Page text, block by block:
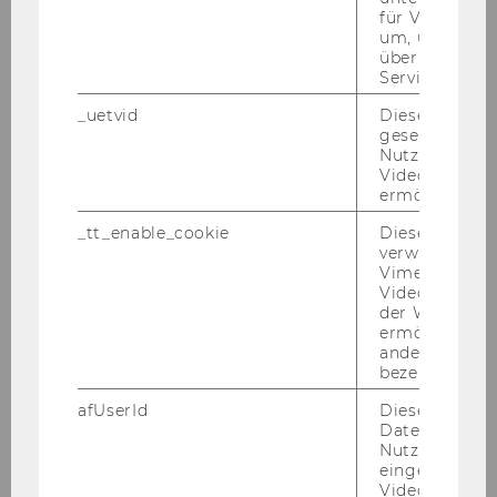
De­men­ci pri­jaz­ne točke, Spo­
minčica
für Vimeo
um, um
über die
Service zu
_uetvid
Dieses
gesetzt, um
Nutzung des
Videoplayers
ermöglichen
_tt_enable_cookie
Dieses
verwendet,
Vimeo-
der WU-
ermöglichen
andere nicht
bezeichnete
afUserId
Dieses
Daten von
Videos